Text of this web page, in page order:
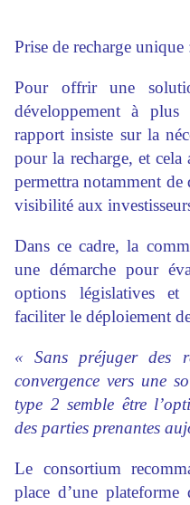
Prise de recharge unique
Pour offrir une
développement à
rapport insiste sur la
pour la recharge, et
permettra notamment de
visibilité aux
Dans ce cadre, la
une démarche pour
options législatives et
faciliter le déploiement
« Sans préjuger des
convergence vers une
type 2 semble être
des parties prenantes
Le consortium
place d’une